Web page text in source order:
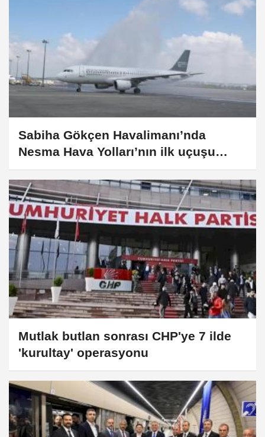
Sabiha Gökçen Havalimanı’nda
Nesma Hava Yolları’nın ilk uçuşu
karşılandı
Mutlak butlan sonrası CHP'ye 7 ilde
'kurultay' operasyonu